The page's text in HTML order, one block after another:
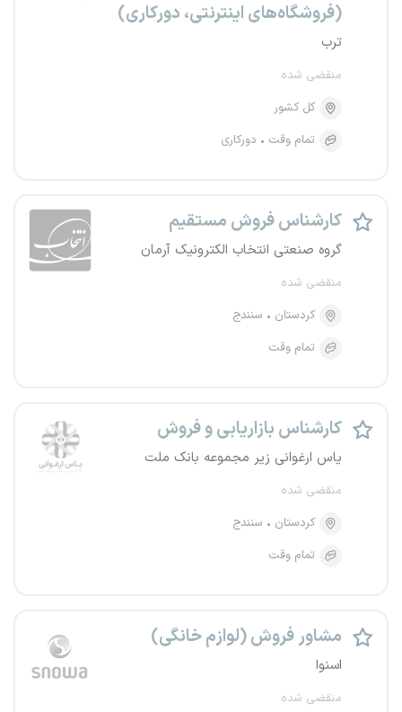
(فروشگاه‌های اینترنتی، دورکاری)
ترب
منقضی شده
کل کشور
تمام وقت
دورکاری
کارشناس فروش مستقیم
گروه صنعتی انتخاب الکترونیک آرمان
منقضی شده
کردستان
سنندج
تمام وقت
کارشناس بازاریابی و فروش
یاس ارغوانی زیر مجموعه بانک ملت
منقضی شده
کردستان
سنندج
تمام وقت
مشاور فروش (لوازم خانگی)
اسنوا
منقضی شده